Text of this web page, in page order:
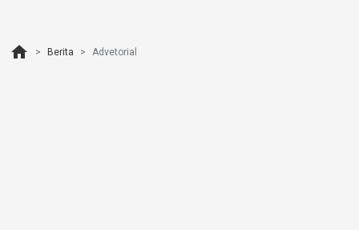
home Berita Advetorial